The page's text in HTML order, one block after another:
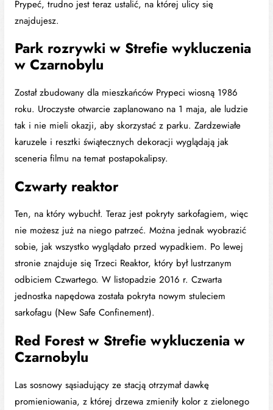
Prypeć, trudno jest teraz ustalić, na której ulicy się
znajdujesz.
Park rozrywki w Strefie wykluczenia
w Czarnobylu
Został zbudowany dla mieszkańców Prypeci wiosną 1986
roku. Uroczyste otwarcie zaplanowano na 1 maja, ale ludzie
tak i nie mieli okazji, aby skorzystać z parku. Zardzewiałe
karuzele i resztki świątecznych dekoracji wyglądają jak
sceneria filmu na temat postapokalipsy.
Czwarty reaktor
Ten, na który wybuchł. Teraz jest pokryty sarkofagiem, więc
nie możesz już na niego patrzeć. Można jednak wyobrazić
sobie, jak wszystko wyglądało przed wypadkiem. Po lewej
stronie znajduje się Trzeci Reaktor, który był lustrzanym
odbiciem Czwartego. W listopadzie 2016 r. Czwarta
jednostka napędowa została pokryta nowym stuleciem
sarkofagu (New Safe Confinement).
Red Forest w Strefie wykluczenia w
Czarnobylu
Las sosnowy sąsiadujący ze stacją otrzymał dawkę
promieniowania, z której drzewa zmieniły kolor z zielonego